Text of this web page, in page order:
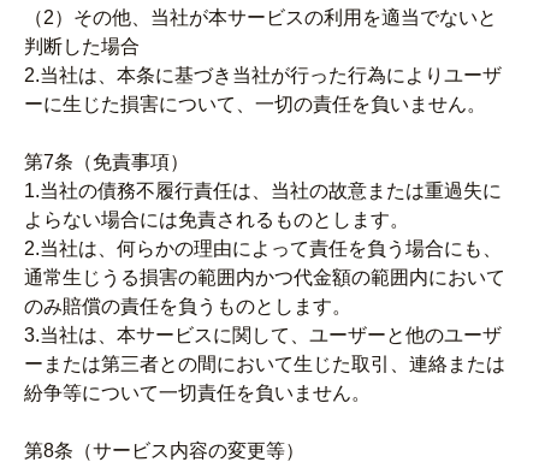
（2）その他、当社が本サービスの利用を適当でないと
判断した場合
2.当社は、本条に基づき当社が行った行為によりユーザ
ーに生じた損害について、一切の責任を負いません。
第7条（免責事項）
1.当社の債務不履行責任は、当社の故意または重過失に
よらない場合には免責されるものとします。
2.当社は、何らかの理由によって責任を負う場合にも、
通常生じうる損害の範囲内かつ代金額の範囲内において
のみ賠償の責任を負うものとします。
3.当社は、本サービスに関して、ユーザーと他のユーザ
ーまたは第三者との間において生じた取引、連絡または
紛争等について一切責任を負いません。
第8条（サービス内容の変更等）